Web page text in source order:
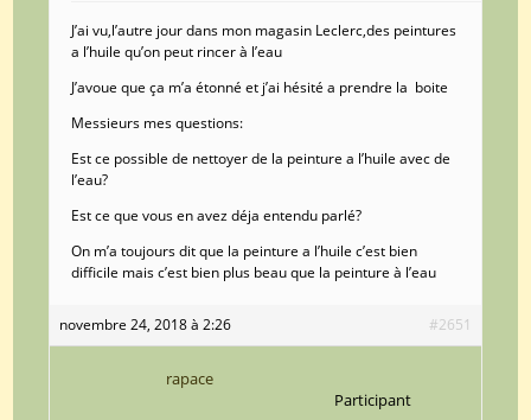
J’ai vu,l’autre jour dans mon magasin Leclerc,des peintures
a l’huile qu’on peut rincer à l’eau
J’avoue que ça m’a étonné et j’ai hésité a prendre la boite
Messieurs mes questions:
Est ce possible de nettoyer de la peinture a l’huile avec de
l’eau?
Est ce que vous en avez déja entendu parlé?
On m’a toujours dit que la peinture a l’huile c’est bien
difficile mais c’est bien plus beau que la peinture à l’eau
novembre 24, 2018 à 2:26 #2651
rapace
Participant